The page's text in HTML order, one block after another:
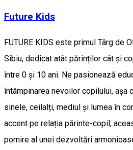
Future Kids
FUTURE KIDS este primul Târg de
Sibiu, dedicat atât părinților cât și
între 0 și 10 ani. Ne pasionează
întâmpinarea nevoilor copilului, așa
sinele, ceilalți, mediul și lumea în
accent pe relația părinte-copil,
pornire al unei dezvoltări